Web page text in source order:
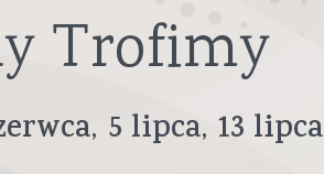
Trofimy
5 lipca 13 lipca